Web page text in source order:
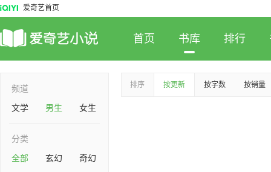
爱奇艺首页
首页 书库 排行
频道
文学
男生 女生
分类
全部
玄幻
奇幻
排序 按更新 按字数 按销量